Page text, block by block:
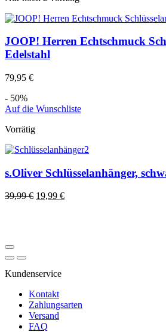
JOOP! Herren Echtschmuck
Edelstahl
79,95 €
- 50%
Auf die Wunschliste
Vorrätig
s.Oliver Schlüsselanhänger,
39,99€ 19,99 €
Kundenservice
Kontakt
Zahlungsarten
Versand
FAQ